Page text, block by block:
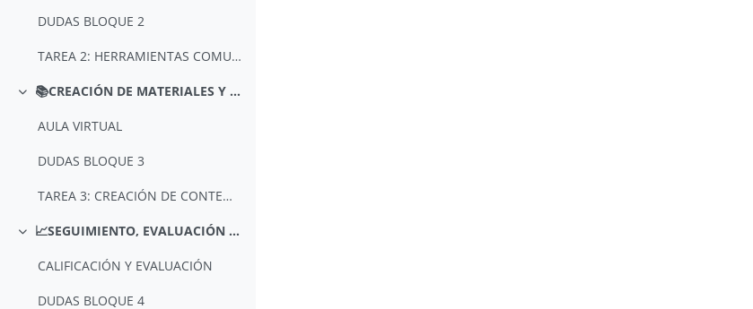
DUDAS BLOQUE 2
TAREA 2: HERRAMIENTAS COMUNICACIÓN
Colapsar 📚CREACIÓN DE MATERIALES Y ACTIVIDADES CURRICULARES
AULA VIRTUAL
DUDAS BLOQUE 3
TAREA 3: CREACIÓN DE CONTENIDOS
Colapsar 📈SEGUIMIENTO, EVALUACIÓN Y AUTOEVALUACIÓN
CALIFICACIÓN Y EVALUACIÓN
DUDAS BLOQUE 4